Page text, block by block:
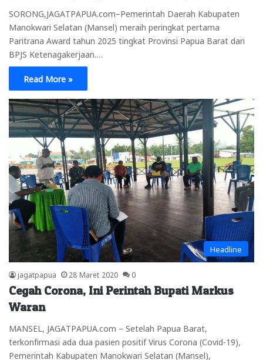
SORONG,JAGATPAPUA.com–Pemerintah Daerah Kabupaten
Manokwari Selatan (Mansel) meraih peringkat pertama
Paritrana Award tahun 2025 tingkat Provinsi Papua Barat dari
BPJS Ketenagakerjaan.…
Read More »
Headline
jagatpapua 28 Maret 2020 0
Cegah Corona, Ini Perintah Bupati Markus
Waran
MANSEL, JAGATPAPUA.com – Setelah Papua Barat,
terkonfirmasi ada dua pasien positif Virus Corona (Covid-19),
Pemerintah Kabupaten Manokwari Selatan (Mansel),